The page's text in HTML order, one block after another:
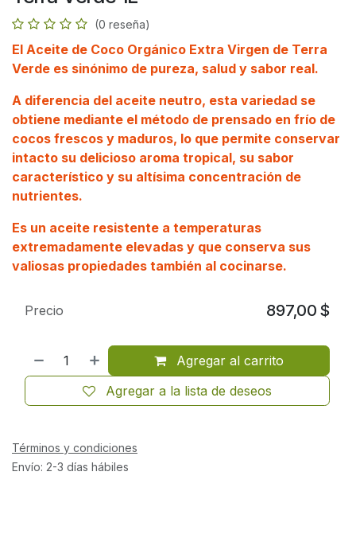
(0 reseña)
El Aceite de Coco Orgánico Extra Virgen de Terra
Verde es sinónimo de pureza, salud y sabor real.
A diferencia del aceite neutro, esta variedad se
obtiene mediante el método de prensado en frío de
cocos frescos y maduros, lo que permite conservar
intacto su delicioso aroma tropical, su sabor
característico y su altísima concentración de
nutrientes.
Es un aceite resistente a temperaturas
extremadamente elevadas y que conserva sus
valiosas propiedades también al cocinarse.
Agregar al carrito
Agregar a la lista de deseos
Precio 897,00 $
Términos y condiciones
Envío: 2-3 días hábiles